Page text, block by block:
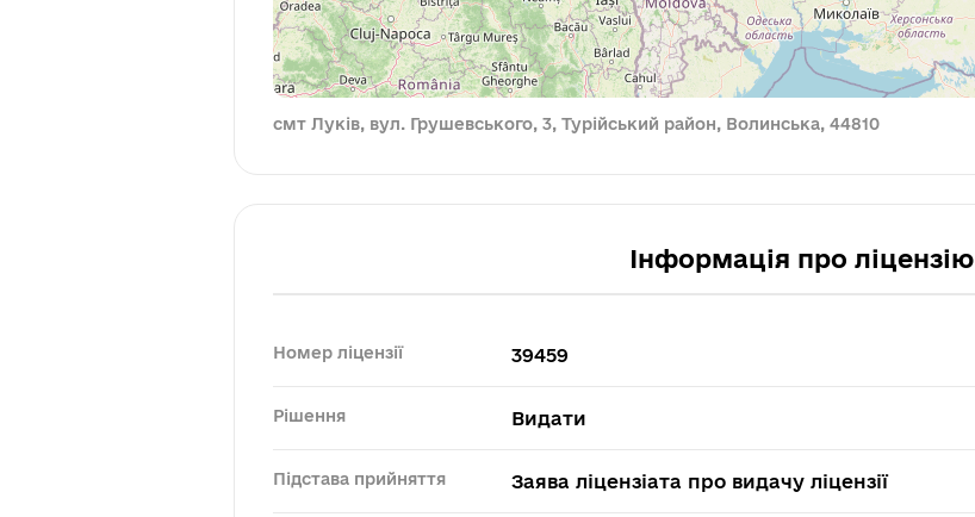
смт Луків, вул. Грушевського, 3, Турійський район, Волинська, 44810
Інформація про ліцензію
Номер ліцензії 39459
Рішення Видати
Підстава прийняття Заява ліцензіата про видачу ліцензії